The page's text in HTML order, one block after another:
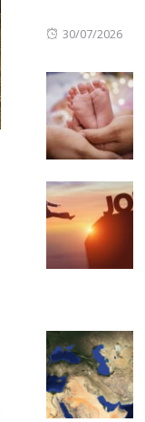
Posted
30/07/2026